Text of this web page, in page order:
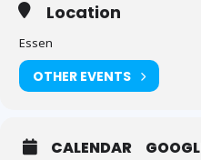
Location
Essen
OTHER EVENTS
CALENDAR